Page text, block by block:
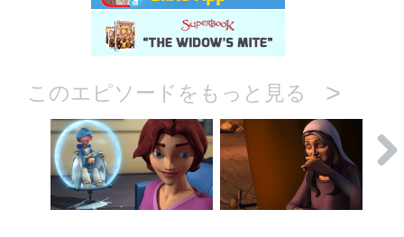
このエピソードをもっと見る >